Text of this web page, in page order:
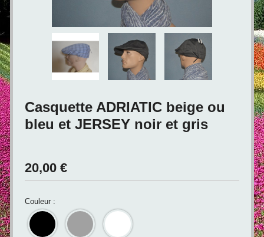
Casquette ADRIATIC beige ou
bleu et JERSEY noir et gris
20,00 €
Couleur :